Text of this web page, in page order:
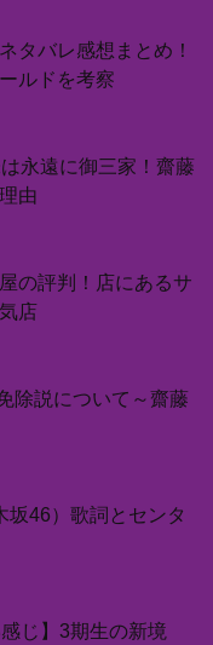
タバレ感想まとめ！
ルドを考察
永遠に御三家！齋藤
由
の評判！店にあるサ
店
除説について～齋藤
坂46）歌詞とセンタ
じ】3期生の新境